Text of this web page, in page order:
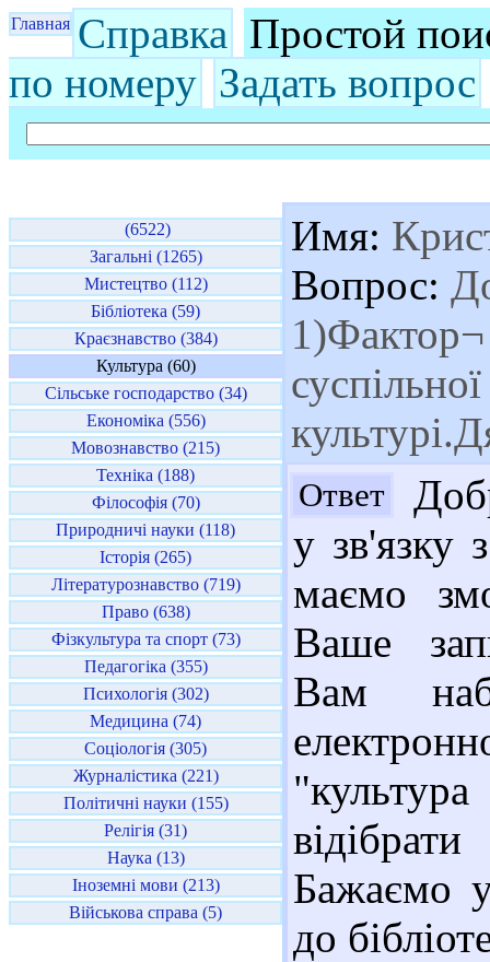
Главная Справка Простой
по номеру Задать вопрос
(6522)
Загальні (1265)
Мистецтво (112)
Бібліотека (59)
Краєзнавство (384)
Культура (60)
Сільське господарство (34)
Економіка (556)
Мовознавство (215)
Техніка (188)
Філософія (70)
Природничі науки (118)
Історія (265)
Літературознавство (719)
Право (638)
Фізкультура та спорт (73)
Педагогіка (355)
Психологія (302)
Медицина (74)
Соціологія (305)
Журналістика (221)
Політичні науки (155)
Релігія (31)
Наука (13)
Іноземні мови (213)
Військова справа (5)
Имя:
Вопрос:
Ответ
у зв'язку
маємо
Ваше
Вам
Бажаємо
до